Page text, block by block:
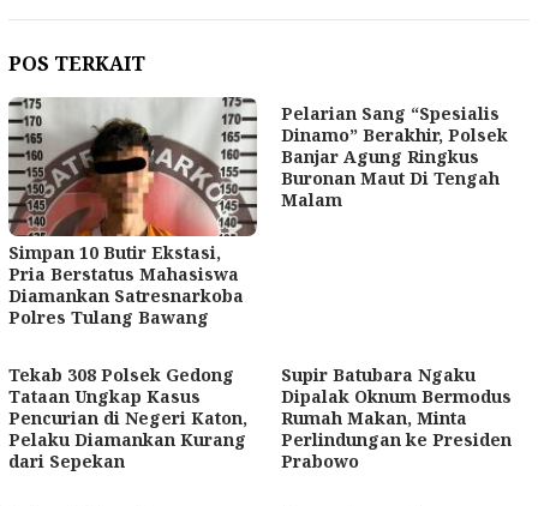
POS TERKAIT
Simpan 10 Butir Ekstasi,
Pria Berstatus Mahasiswa
Diamankan Satresnarkoba
Polres Tulang Bawang
Pelarian Sang “Spesialis
Dinamo” Berakhir, Polsek
Banjar Agung Ringkus
Buronan Maut Di Tengah
Malam
Tekab 308 Polsek Gedong
Tataan Ungkap Kasus
Pencurian di Negeri Katon,
Pelaku Diamankan Kurang
dari Sepekan
Supir Batubara Ngaku
Dipalak Oknum Bermodus
Rumah Makan, Minta
Perlindungan ke Presiden
Prabowo